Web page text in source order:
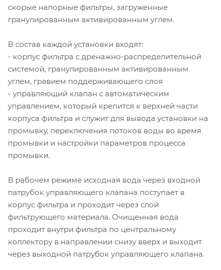
скорые напорные фильтры, загруженные
гранулированным активированным углем.
В состав каждой установки входят:
- корпус фильтра с дренажно-распределительной
системой, гранулированным активированным
углем, гравием поддерживающего слоя
- управляющий клапан с автоматическим
управлением, который крепится к верхней части
корпуса фильтра и служит для вывода установки на
промывку, переключения потоков воды во время
промывки и настройки параметров процесса
промывки.
В рабочем режиме исходная вода через входной
патрубок управляющего клапана поступает в
корпус фильтра и проходит через слой
фильтрующего материала. Очищенная вода
проходит внутри фильтра по центральному
коллектору в направлении снизу вверх и выходит
через выходной патрубок управляющего клапана.